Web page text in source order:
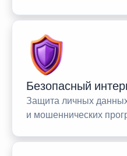
Безопасный
Защита личных
и мошеннических